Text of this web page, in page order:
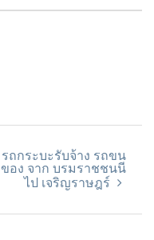
รถกระบะรับจ้าง รถขน
ของ จาก บรมราชชนนี
ไป เจริญราษฎร์